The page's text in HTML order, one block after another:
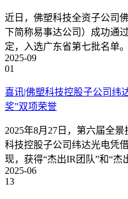
近日，佛塑科技全资子公司
下简称易事达公司）成功通
定，入选广东省第七批名单
2025-09
01
喜讯|佛塑科技控股子公司纬
奖”双项荣誉
2025年8月27日，第六届全
科技控股子公司纬达光电凭
现，获得“杰出IR团队”和“杰
2025-06
13